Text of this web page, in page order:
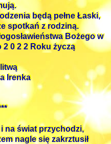
będą pełne Łaski,
spotkań z rodziną.
Bożego w
0 2 2 Roku życzą
Irenka
na świat przychodzi,
nagle się zakrztusił